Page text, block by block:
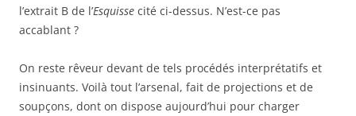
l’extrait B de l’Esquisse cité ci-dessus. N’est-ce pas
accablant ?
On reste rêveur devant de tels procédés interprétatifs et
insinuants. Voilà tout l’arsenal, fait de projections et de
soupçons, dont on dispose aujourd’hui pour charger